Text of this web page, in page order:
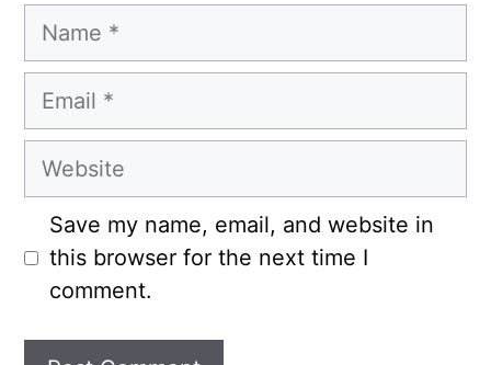
Name
Email
Website
Save my name, email, and website in
this browser for the next time I
comment.